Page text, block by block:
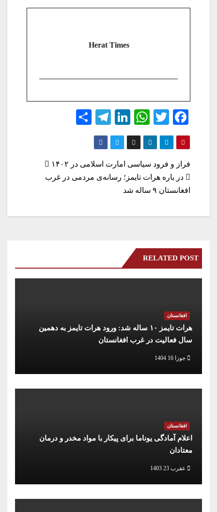
Herat Times
Fa
ce
bo
ok
T
wi
tte
r
W
ha
ts
A
pp
Li
nk
ed
In
Te
le
gr
a
m
راهبری
نوشته
فراز و فرود سیاسی امارت اسلامی در ۱۴۰۲
در باره هرات تایمز؛ رسانه‌ی مردمی در غرب
افغانستان ۹ ساله شد
RELATED POST
افغانستان
هرات تایمز ۱۰ ساله شد: ورود هرات تایمز به دهمین
سال فعالیت در غرب افغانستان
جوزا 16 1404
افغانستان
اعلام آمادگی یوناما برای پیکار با مواد مخدر و درمان
معتادان
عقرب 23 1403